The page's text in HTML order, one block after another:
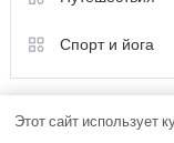
Спорт и йога
Этот сайт использует